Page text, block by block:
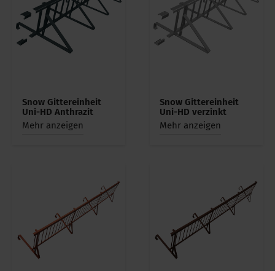
Snow Gittereinheit
Uni-HD Anthrazit
Mehr anzeigen
Snow Gittereinheit
Uni-HD verzinkt
Mehr anzeigen